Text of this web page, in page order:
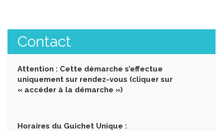
Contact
Attention : Cette démarche s’effectue
uniquement sur rendez-vous (cliquer sur
« accéder à la démarche »)
Horaires du Guichet Unique :